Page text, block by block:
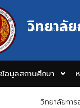
วิทยาลัย
MAESARIANG
ข้อมูลสถานศึกษา
วิทยาลัยการ